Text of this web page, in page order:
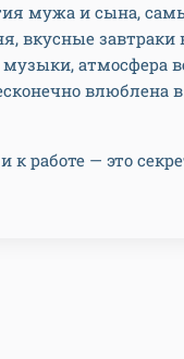
мужа и сына,
вкусные завтраки
атмосфера
влюблена
работе — это